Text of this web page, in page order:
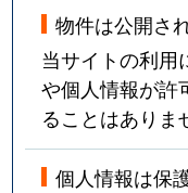
物件は公開さ
当サイトの利用
や個人情報が許
ることはありま
個人情報は保